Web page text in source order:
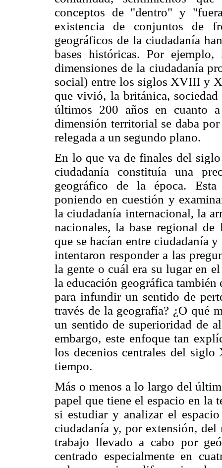
conceptos de "dentro" y
existencia de conjuntos de
geográficos de la ciudadanía
bases históricas. Por
dimensiones de la ciudadanía
social) entre los siglos XVIII y
que vivió, la británica,
últimos 200 años en cuanto
dimensión territorial se daba
relegada a un segundo plano.
En lo que va de finales del
ciudadanía constituía una
geográfico de la época. Esta
poniendo en cuestión y
la ciudadanía internacional, la
nacionales, la base regional
que se hacían entre ciudadanía
intentaron responder a las
la gente o cuál era su lugar en
la educación geográfica también
para infundir un sentido de
través de la geografía? ¿O qué
un sentido de superioridad de
embargo, este enfoque tan
los decenios centrales del
tiempo.
Más o menos a lo largo del
papel que tiene el espacio en la
si estudiar y analizar el
ciudadanía y, por extensión,
trabajo llevado a cabo por
centrado especialmente en